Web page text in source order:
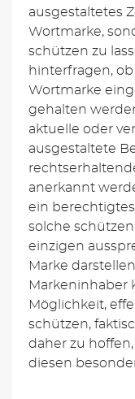
ausgestaltetes
Wortmarke,
schützen zu
hinterfragen,
Wortmarke
gehalten
aktuelle oder
ausgestaltete
anerkannt
ein
solche
einzigen
Marke
Markeninhaber
Möglichkeit,
schützen,
daher zu
diesen